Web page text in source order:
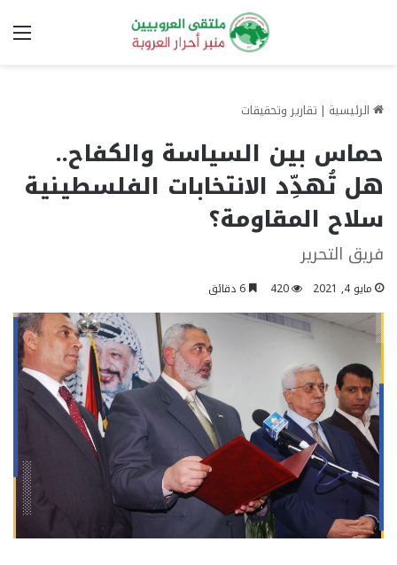
الرئيسية | تقارير وتحقيقات
حماس بين السياسة والكفاح..
هل تُهدِّد الانتخابات الفلسطينية
سلاح المقاومة؟
فريق التحرير
مايو 4, 2021 420